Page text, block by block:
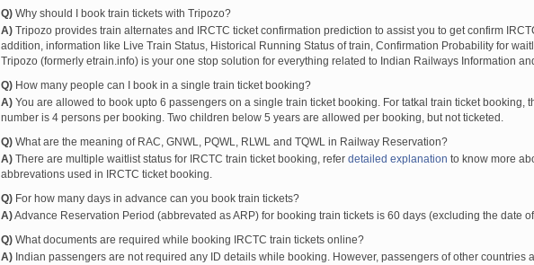
34884
SPR DH LOCAL
34851
DH SDAH LOCAL DH SDAH 19:12 19:13 00:01H
34846
SDAH DH LOCAL SDAH DH 19:26 19:27 00:01H
34853
DH SDAH LOCAL DH SDAH 20:09 20:10 00:01H
34855
DH SDAH LOCAL DH SDAH 21:02 21:03 00:01H
34850
SDAH DH LOCAL SDAH 21:06
34852
SDAH DH LOCAL SDAH DH 21:41 21:42 00:01H
34857
DH SDAH LOCAL
34859
DH SDAH LOCAL
34856
SDAH DH LOCAL SDAH DH 23:21 23:22 00:01H
Q) Why should I book train tickets with Tripozo?
A) Tripozo provides train alternates and IRCTC ticket confirmation prediction to assist you to get confirm
addition, information like Live Train Status, Historical Running Status of train, Confirmation Probability for
Tripozo (formerly etrain.info) is your one stop solution for everything related to Indian Railways Information
Q) How many people can I book in a single train ticket booking?
A) You are allowed to book upto 6 passengers on a single train ticket booking. For tatkal train ticket booking,
number is 4 persons per booking. Two children below 5 years are allowed per booking, but not ticketed.
Q) What are the meaning of RAC, GNWL, PQWL, RLWL and TQWL in Railway Reservation?
A) There are multiple waitlist status for IRCTC train ticket booking, refer detailed explanation to know more
abbrevations used in IRCTC ticket booking.
Q) For how many days in advance can you book train tickets?
A)Advance Reservation Period (abbrevated as ARP) for booking train tickets is 60 days (excluding the date
Q) What documents are required while booking IRCTC train tickets online?
A) Indian passengers are not required any ID details while booking. However, passengers of other countries